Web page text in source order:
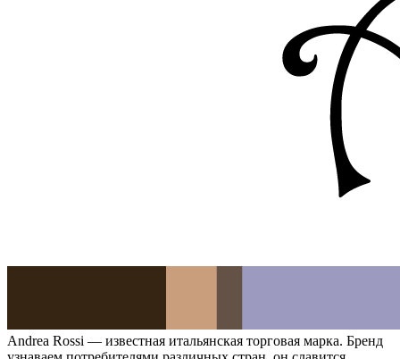
Andrea Rossi — известная итальянская торговая марка. Бренд